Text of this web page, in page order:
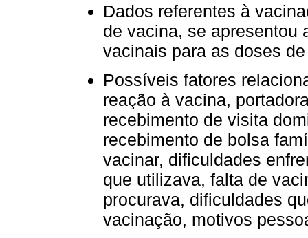
Dados referentes à
de vacina, se apresentou
vacinais para as doses
Possíveis fatores
reação à vacina,
recebimento de visita
recebimento de bolsa
vacinar, dificuldades
que utilizava, falta de
procurava, dificuldades
vacinação, motivos